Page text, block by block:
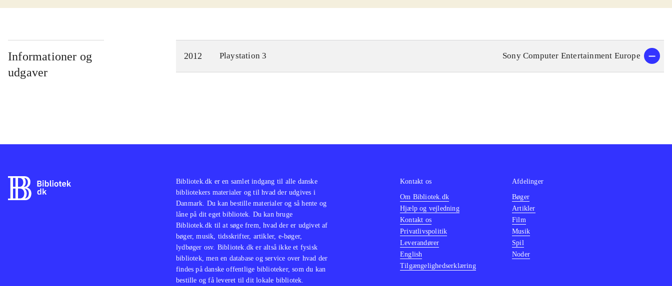
Informationer og
udgaver
2012 Playstation 3 Sony Computer Entertainment Europe
Bibliotek.dk er en samlet indgang til alle danske
bibliotekers materialer og til hvad der udgives i
Danmark. Du kan bestille materialer og så hente og
låne på dit eget bibliotek. Du kan bruge
Bibliotek.dk til at søge frem, hvad der er udgivet af
bøger, musik, tidsskrifter, artikler, e-bøger,
lydbøger osv. Bibliotek.dk er altså ikke et fysisk
bibliotek, men en database og service over hvad der
findes på danske offentlige biblioteker, som du kan
bestille og få leveret til dit lokale bibliotek.
Kontakt os
Om Bibliotek.dk
Hjælp og vejledning
Kontakt os
Privatlivspolitik
Leverandører
English
Tilgængelighedserklæring
Afdelinger
Bøger
Artikler
Film
Musik
Spil
Noder